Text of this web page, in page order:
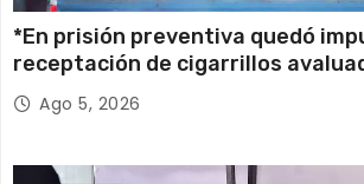
*En prisión preventiva quedó
receptación de cigarrillos
millones*
Ago 5, 2026